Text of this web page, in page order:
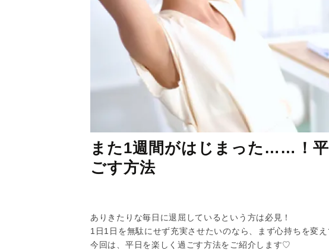
また1週間がはじまった……！
ごす方法
ありきたりな毎日に退屈しているという方は必見！
1日1日を無駄にせず充実させたいのなら、まず心持ちを変
今回は、平日を楽しく過ごす方法をご紹介します♡